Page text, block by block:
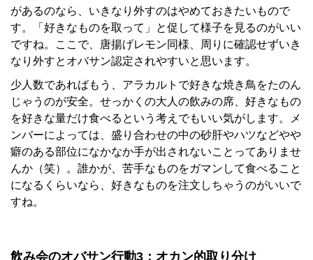
があるのなら、いきなり外すのはやめておきたいもので
す。「好きなものを取って」と促して様子を見るのがいい
ですね。ここで、唐揚げレモン同様、周りに確認せずいき
なり外すとオバサン認定されやすいと思います。
少人数であればもう、アラカルトで好きな焼き鳥をたのん
じゃうのが安全。せっかくの大人の飲みの席、好きなもの
を好きな量だけ食べるという考えでもいい気がします。メ
ンバーによっては、盛り合わせの中の砂肝やハツなどやや
癖のある部位になかなか手が出されないことってありませ
んか（笑）。誰かが、苦手なものをガマンして食べること
になるくらいなら、好きなものを注文しちゃうのがいいで
すね。
飲み会のオバサン行動3：オカン的取り分け